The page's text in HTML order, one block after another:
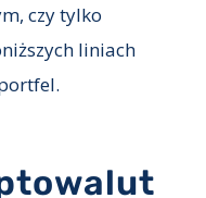
czy tylko
liniach